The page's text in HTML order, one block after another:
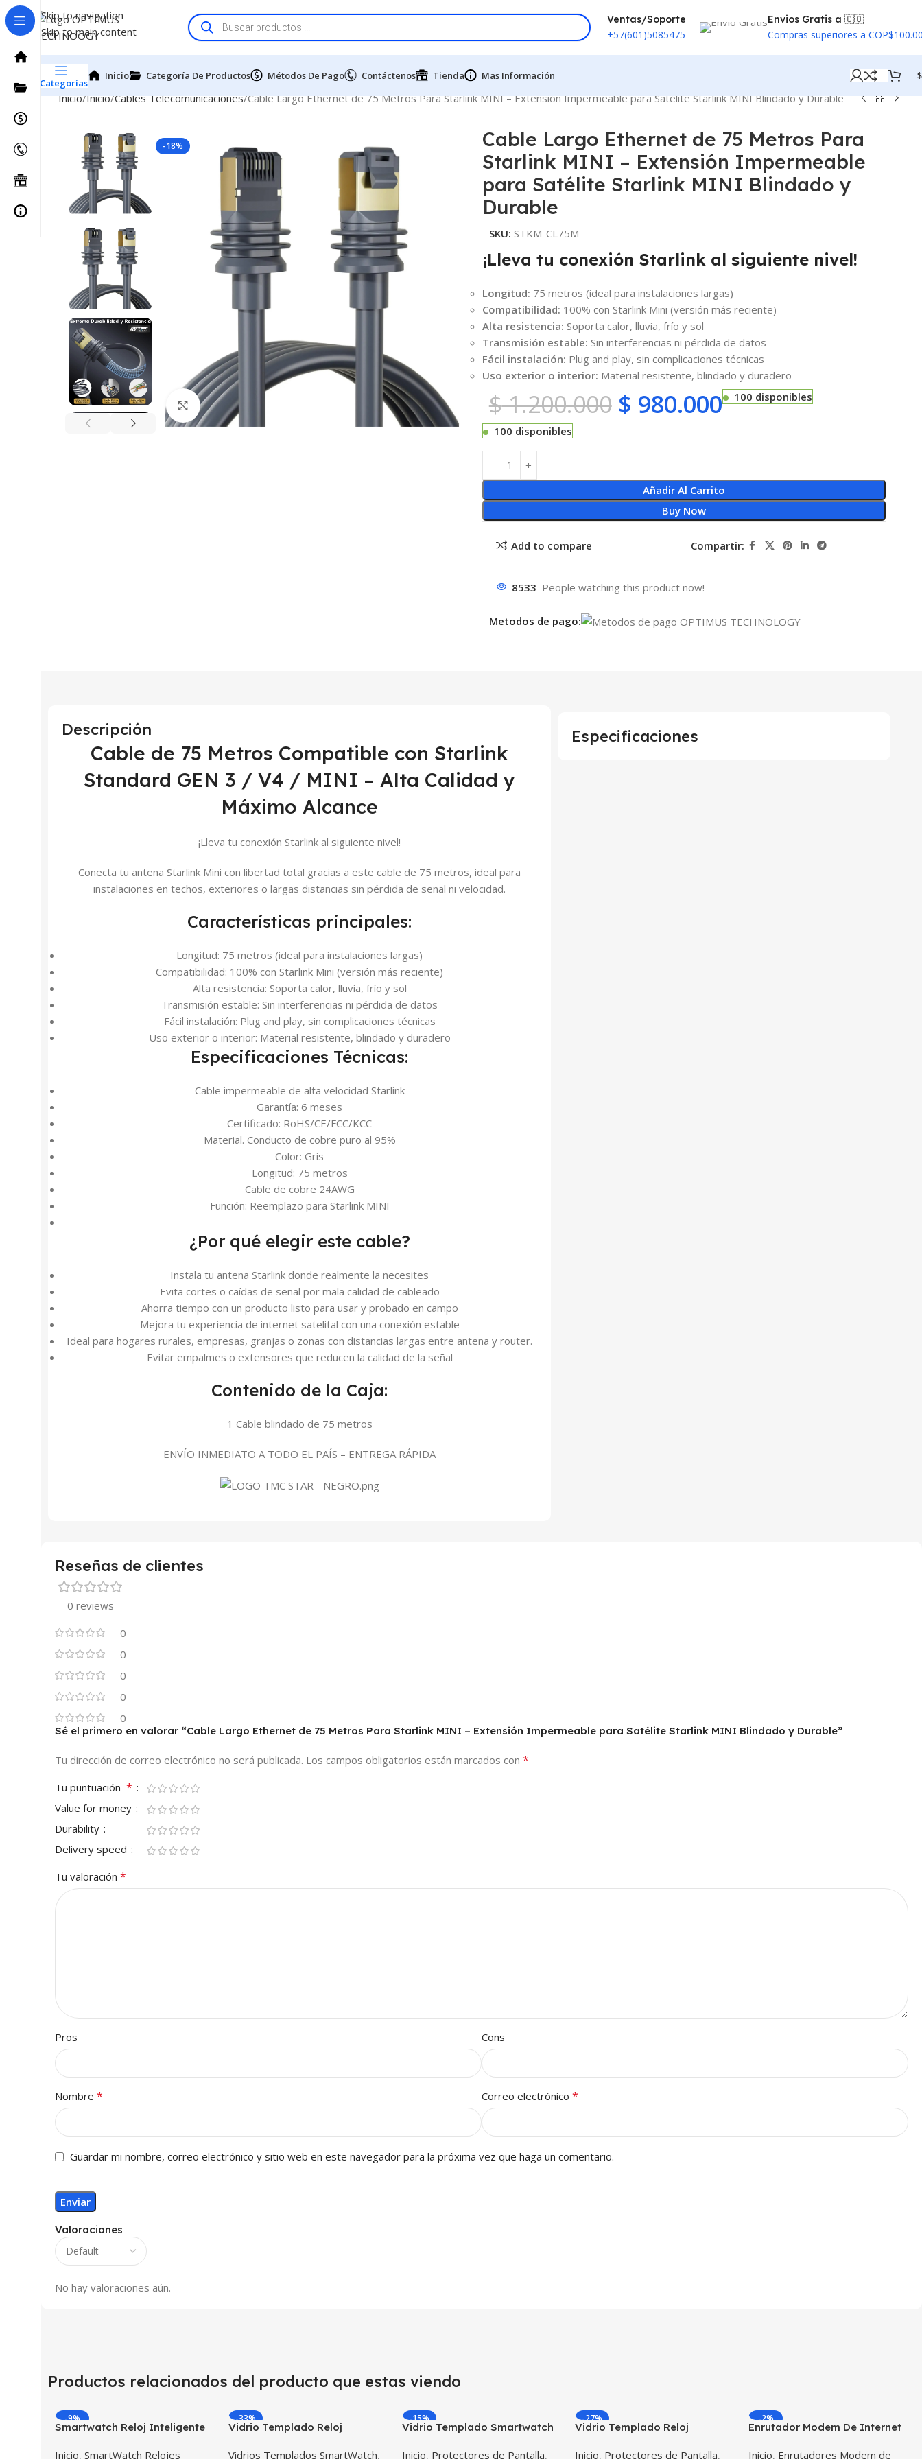
Skip to navigation
Skip to main content
Ventas/Soporte
+57(601)5085475
Envios Gratis a 🇨🇴
Compras superiores a
Categorías
Inicio Categoría De Productos Métodos De Pago Contáctenos Tienda Mas Información $
Inicio Inicio Cables Telecomunicaciones Cable Largo Ethernet de 75 Metros Para Starlink MINI – Extensión Impermeable para Satélite Starlink MINI Blindado y Durable
-18%
Click to enlarge
Cable Largo Ethernet de 75 Metros Para
Starlink MINI – Extensión Impermeable
para Satélite Starlink MINI Blindado y
Durable
SKU: STKM-CL75M
¡Lleva tu conexión Starlink al siguiente nivel!
Longitud: 75 metros (ideal para instalaciones largas)
Compatibilidad: 100% con Starlink Mini (versión más reciente)
Alta resistencia: Soporta calor, lluvia, frío y sol
Transmisión estable: Sin interferencias ni pérdida de datos
Fácil instalación: Plug and play, sin complicaciones técnicas
Uso exterior o interior: Material resistente, blindado y duradero
$1.200.000 $ 980.000 100 disponibles
100 disponibles
Añadir Al Carrito
Buy Now
Add to compare Compartir:
8533 People watching this product now!
Metodos de pago:
Descripción
Cable de 75 Metros Compatible con Starlink
Standard GEN 3 / V4 / MINI – Alta Calidad y
Máximo Alcance
¡Lleva tu conexión Starlink al siguiente nivel!
Conecta tu antena Starlink Mini con libertad total gracias a este cable de 75 metros, ideal para
instalaciones en techos, exteriores o largas distancias sin pérdida de señal ni velocidad.
Características principales:
Longitud: 75 metros (ideal para instalaciones largas)
Compatibilidad: 100% con Starlink Mini (versión más reciente)
Alta resistencia: Soporta calor, lluvia, frío y sol
Transmisión estable: Sin interferencias ni pérdida de datos
Fácil instalación: Plug and play, sin complicaciones técnicas
Uso exterior o interior: Material resistente, blindado y duradero
Especificaciones Técnicas:
Cable impermeable de alta velocidad Starlink
Garantía: 6 meses
Certificado: RoHS/CE/FCC/KCC
Material. Conducto de cobre puro al 95%
Color: Gris
Longitud: 75 metros
Cable de cobre 24AWG
Función: Reemplazo para Starlink MINI
¿Por qué elegir este cable?
Instala tu antena Starlink donde realmente la necesites
Evita cortes o caídas de señal por mala calidad de cableado
Ahorra tiempo con un producto listo para usar y probado en campo
Mejora tu experiencia de internet satelital con una conexión estable
Ideal para hogares rurales, empresas, granjas o zonas con distancias largas entre antena y router.
Evitar empalmes o extensores que reducen la calidad de la señal
Contenido de la Caja:
1 Cable blindado de 75 metros
ENVÍO INMEDIATO A TODO EL PAÍS – ENTREGA RÁPIDA
Especificaciones
Reseñas de clientes
0 reviews
0
0
0
0
0
Valoraciones
No hay valoraciones aún.
Sé el primero en valorar “Cable Largo Ethernet de 75 Metros Para Starlink MINI – Extensión Impermeable para Satélite Starlink MINI Blindado y Durable”
Tu dirección de correo electrónico no será publicada. Los campos obligatorios están marcados con *
Tu puntuación *
Value for money
Durability
Delivery speed
Tu valoración *
Pros Cons
Nombre * Correo electrónico *
Guardar mi nombre, correo electrónico y sitio web en este navegador para la próxima vez que haga un comentario.
Productos relacionados del producto que estas viendo
-9%
Smartwatch Reloj Inteligente
(Smartwatch p70) Compatible
Inicio, SmartWatch Relojes
-33%
Vidrio Templado Reloj
Huawei Gt2 46mm X2
Vidrios Templados SmartWatch,
-15%
Vidrio Templado Smartwatch
Inicio, Protectores de Pantalla,
-27%
Vidrio Templado Reloj
Inicio, Protectores de Pantalla,
-2%
Enrutador Modem De Internet
Libre Todo Operador
Inicio, Enrutadores Modem de